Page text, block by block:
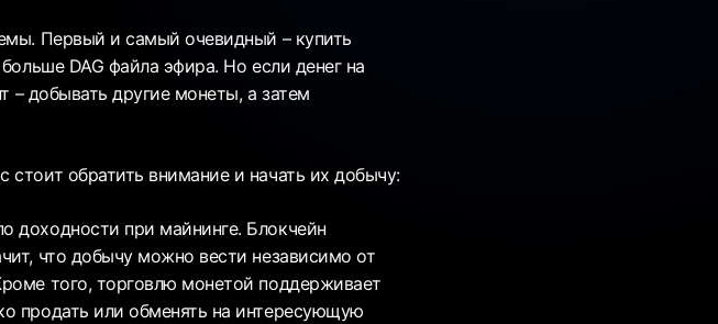
Первый и самый очевидный – купить
DAG файла эфира. Но если денег на
– добывать другие монеты, а затем
обратить внимание и начать их добычу:
доходности при майнинге. Блокчейн
что добычу можно вести независимо от
того, торговлю монетой поддерживает
продать или обменять на интересующую